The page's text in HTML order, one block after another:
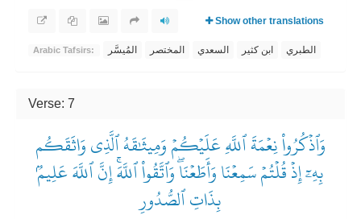
Show other translations
Arabic Tafsirs: المُيسَّر المختصر السعدي ابن كثير الطبري
Verse: 7
وَٱذۡكُرُواْ نِعۡمَةَ ٱللَّهِ عَلَيۡكُمۡ وَمِيثَٰقَهُ ٱلَّذِي وَاثَقَكُم
بِهِۦٓ إِذۡ قُلۡتُمۡ سَمِعۡنَا وَأَطَعۡنَاۖ وَٱتَّقُواْ ٱللَّهَۚ إِنَّ ٱللَّهَ عَلِيمُۢ
بِذَاتِ ٱلصُّدُورِ